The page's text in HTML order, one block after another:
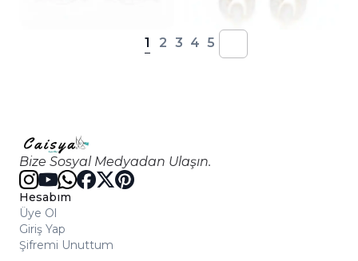
1 2 3 4 5
Bize Sosyal Medyadan Ulaşın.
Hesabım
Üye Ol
Giriş Yap
Şifremi Unuttum